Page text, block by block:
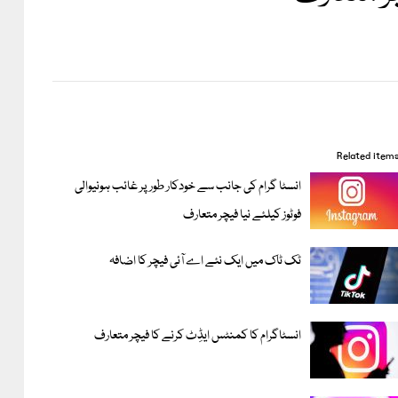
Related items
انسٹا گرام کی جانب سے خودکار طور پر غائب ہونیوالی
فوٹوز کیلئے نیا فیچر متعارف
ٹک ٹاک میں ایک نئے اے آئی فیچر کا اضافہ
انسٹاگرام کا کمنٹس ایڈِٹ کرنے کا فیچر متعارف